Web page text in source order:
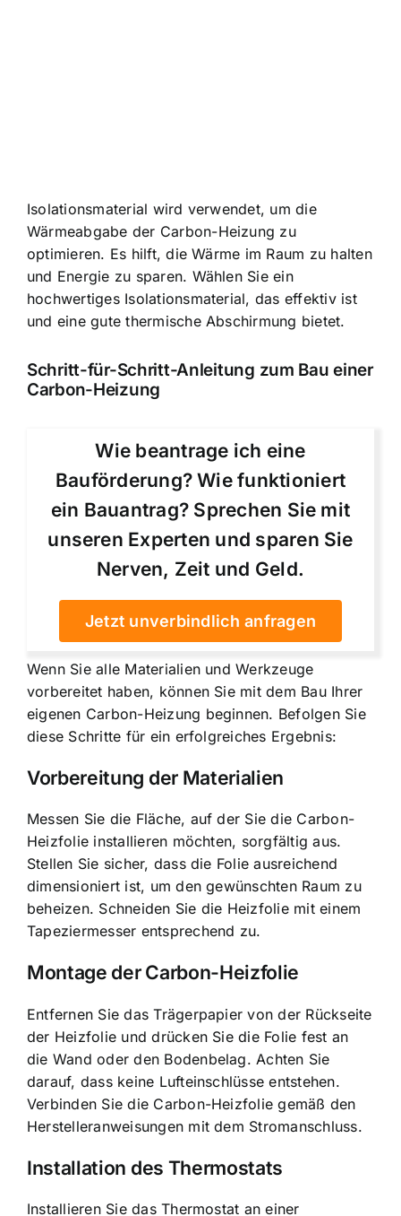
Isolationsmaterial wird verwendet, um die
Wärmeabgabe der Carbon-Heizung zu
optimieren. Es hilft, die Wärme im Raum zu halten
und Energie zu sparen. Wählen Sie ein
hochwertiges Isolationsmaterial, das effektiv ist
und eine gute thermische Abschirmung bietet.
Schritt-für-Schritt-Anleitung zum Bau einer
Carbon-Heizung
Wie beantrage ich eine
Bauförderung? Wie funktioniert
ein Bauantrag? Sprechen Sie mit
unseren Experten und sparen Sie
Nerven, Zeit und Geld.
Jetzt unverbindlich anfragen
Wenn Sie alle Materialien und Werkzeuge
vorbereitet haben, können Sie mit dem Bau Ihrer
eigenen Carbon-Heizung beginnen. Befolgen Sie
diese Schritte für ein erfolgreiches Ergebnis:
Vorbereitung der Materialien
Messen Sie die Fläche, auf der Sie die Carbon-
Heizfolie installieren möchten, sorgfältig aus.
Stellen Sie sicher, dass die Folie ausreichend
dimensioniert ist, um den gewünschten Raum zu
beheizen. Schneiden Sie die Heizfolie mit einem
Tapeziermesser entsprechend zu.
Montage der Carbon-Heizfolie
Entfernen Sie das Trägerpapier von der Rückseite
der Heizfolie und drücken Sie die Folie fest an
die Wand oder den Bodenbelag. Achten Sie
darauf, dass keine Lufteinschlüsse entstehen.
Verbinden Sie die Carbon-Heizfolie gemäß den
Herstelleranweisungen mit dem Stromanschluss.
Installation des Thermostats
Installieren Sie das Thermostat an einer